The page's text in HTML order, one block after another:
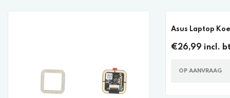
Asus Laptop
€26,99 incl.
OP AANVRAAG